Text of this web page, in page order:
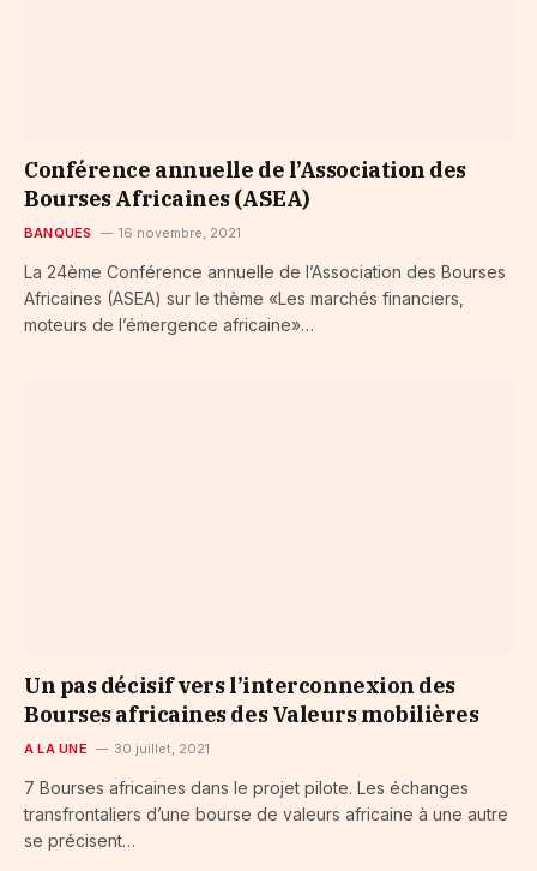
Conférence annuelle de l’Association des
Bourses Africaines (ASEA)
BANQUES 16 novembre, 2021
La 24ème Conférence annuelle de l’Association des Bourses
Africaines (ASEA) sur le thème «Les marchés financiers,
moteurs de l’émergence africaine»…
Un pas décisif vers l’interconnexion des
Bourses africaines des Valeurs mobilières
A LA UNE 30 juillet, 2021
7 Bourses africaines dans le projet pilote. Les échanges
transfrontaliers d’une bourse de valeurs africaine à une autre
se précisent…